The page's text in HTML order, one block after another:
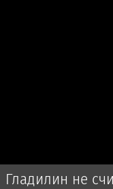
Гладилин не